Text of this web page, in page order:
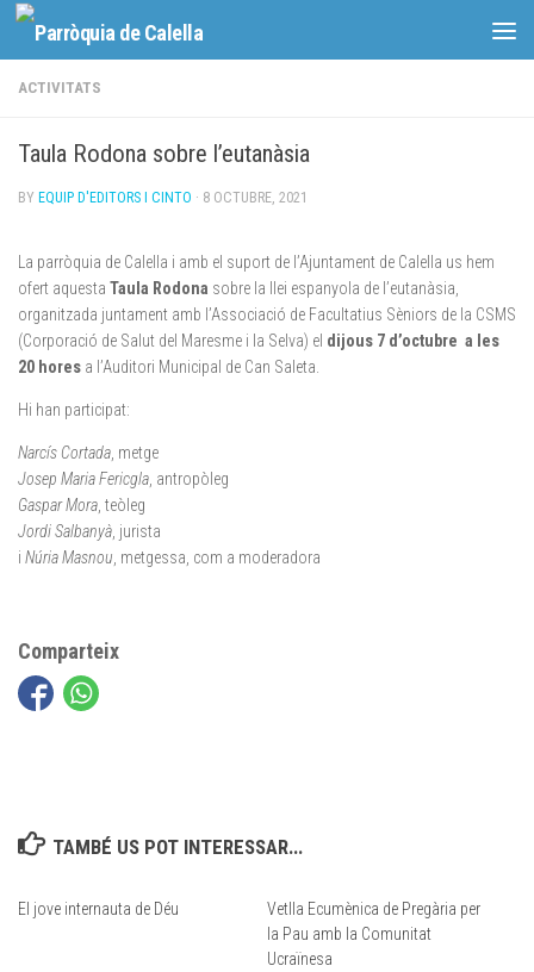
Skip to content
ACTIVITATS
Taula Rodona sobre l’eutanàsia
BY EQUIP D'EDITORS I CINTO · 8 OCTUBRE, 2021
La parròquia de Calella i amb el suport de l’Ajuntament de Calella us hem
ofert aquesta Taula Rodona sobre la llei espanyola de l’eutanàsia,
organitzada juntament amb l’Associació de Facultatius Sèniors de la CSMS
(Corporació de Salut del Maresme i la Selva) el dijous 7 d’octubre a les
20 hores a l’Auditori Municipal de Can Saleta.
Hi han participat:
Narcís Cortada, metge
Josep Maria Fericgla, antropòleg
Gaspar Mora, teòleg
Jordi Salbanyà, jurista
i Núria Masnou, metgessa, com a moderadora
Comparteix
TAMBÉ US POT INTERESSAR...
El jove internauta de Déu
Vetlla Ecumènica de Pregària per
la Pau amb la Comunitat
Ucraïnesa